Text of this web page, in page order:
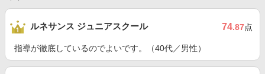
ルネサンス ジュニアスクール 74.87点
指導が徹底しているのでよいです。（40代／男性）